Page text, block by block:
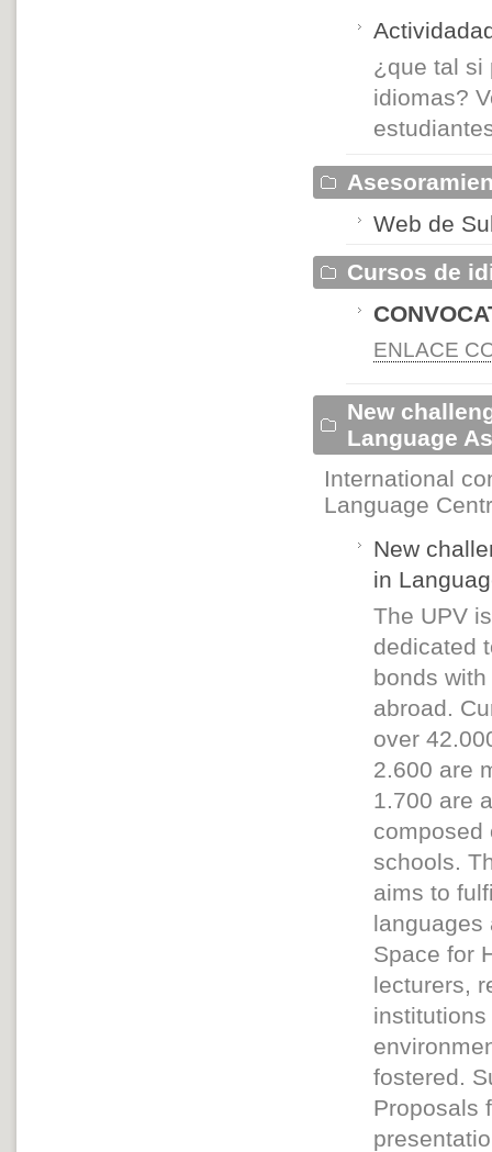
¿que tal si
idiomas?
Web de
Cursos de
ENLACE
New
Language
International
Language
New
in
The UPV
dedicated
bonds
abroad.
over
2.600 are
1.700 are
composed
schools.
aims to
languages
Space for
lecturers,
fostered.
Proposals